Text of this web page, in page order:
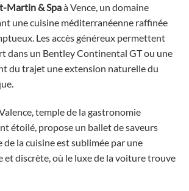
Martin & Spaà Vence, un domaine
une cuisine méditerranéenne raffinée
Les accès généreux permettent
dans un Bentley Continental GT ou une
du trajet une extension naturelle du
temple de la gastronomie
étoilé, propose un ballet de saveurs
de la cuisine est sublimée par une
et discrète, où le luxe de la voiture trouve